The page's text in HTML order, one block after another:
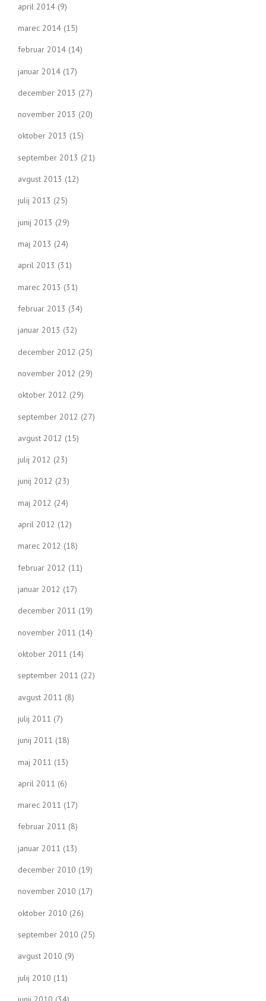
april 2014 (9)
marec 2014 (15)
februar 2014 (14)
januar 2014 (17)
december 2013 (27)
november 2013 (20)
oktober 2013 (15)
september 2013 (21)
avgust 2013 (12)
julij 2013 (25)
junij 2013 (29)
maj 2013 (24)
april 2013 (31)
marec 2013 (31)
februar 2013 (34)
januar 2013 (32)
december 2012 (25)
november 2012 (29)
oktober 2012 (29)
september 2012 (27)
avgust 2012 (15)
julij 2012 (23)
junij 2012 (23)
maj 2012 (24)
april 2012 (12)
marec 2012 (18)
februar 2012 (11)
januar 2012 (17)
december 2011 (19)
november 2011 (14)
oktober 2011 (14)
september 2011 (22)
avgust 2011 (8)
julij 2011 (7)
junij 2011 (18)
maj 2011 (13)
april 2011 (6)
marec 2011 (17)
februar 2011 (8)
januar 2011 (13)
december 2010 (19)
november 2010 (17)
oktober 2010 (26)
september 2010 (25)
avgust 2010 (9)
julij 2010 (11)